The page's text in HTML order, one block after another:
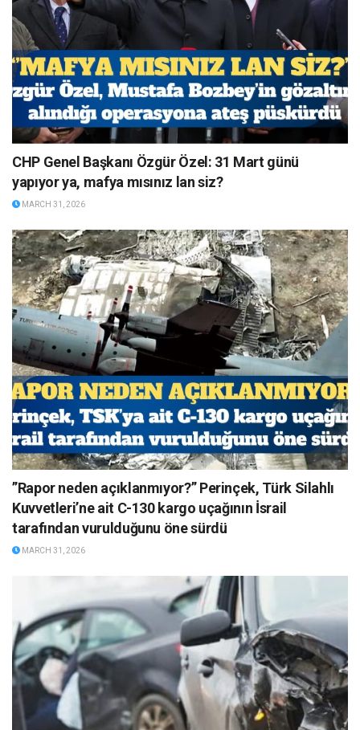
CHP Genel Başkanı Özgür Özel: 31 Mart günü
yapıyor ya, mafya mısınız lan siz?
MARCH 31, 2026
”Rapor neden açıklanmıyor?” Perinçek, Türk Silahlı
Kuvvetleri’ne ait C-130 kargo uçağının İsrail
tarafından vurulduğunu öne sürdü
MARCH 31, 2026